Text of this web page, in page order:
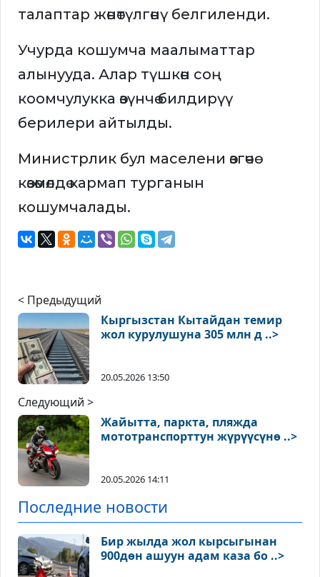
талаптар жөнөтүлгөнү белгиленди.
Учурда кошумча маалыматтар
алынууда. Алар түшкөн соң
коомчулукка өзүнчө билдирүү
берилери айтылды.
Министрлик бул маселени өзгөчө
көзөмөлдө кармап турганын
кошумчалады.
< Предыдущий
Кыргызстан Кытайдан темир
жол курулушуна 305 млн д ..>
20.05.2026 13:50
Следующий >
Жайытта, паркта, пляжда
мототранспорттун жүрүүсүнө ..>
20.05.2026 14:11
Последние новости
Бир жылда жол кырсыгынан
900дөн ашуун адам каза бо ..>